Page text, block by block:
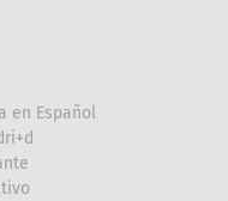
en Español